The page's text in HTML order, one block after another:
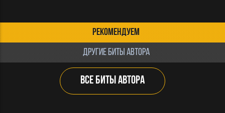
РЕКОМЕНДУЕМ
ДРУГИЕ БИТЫ АВТОРА
ВСЕ БИТЫ АВТОРА